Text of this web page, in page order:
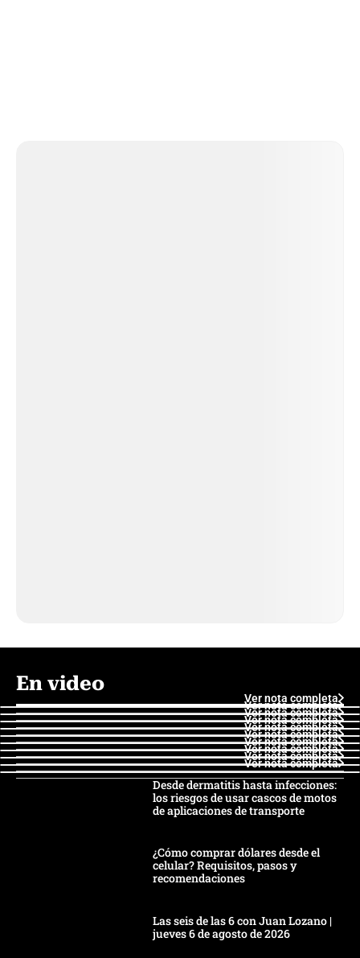
En video
Ver nota completa
Ver nota completa
Ver nota completa
Ver nota completa
Ver nota completa
Ver nota completa
Ver nota completa
Ver nota completa
Ver nota completa
Ver nota completa
Desde dermatitis hasta infecciones:
los riesgos de usar cascos de motos
de aplicaciones de transporte
¿Cómo comprar dólares desde el
celular? Requisitos, pasos y
recomendaciones
Las seis de las 6 con Juan Lozano |
jueves 6 de agosto de 2026